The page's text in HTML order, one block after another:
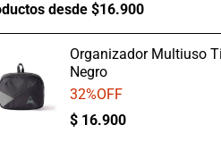
desde $16.900
Organizador Multiuso
Negro
32%OFF
$ 16.900